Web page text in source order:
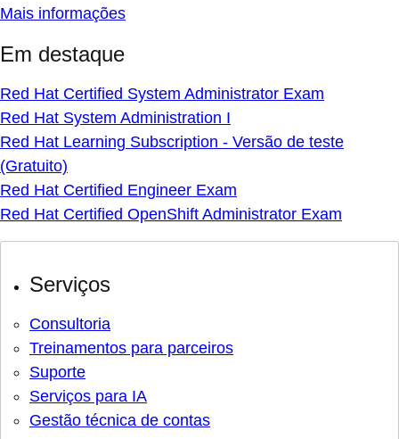
Mais informações
Em destaque
Red Hat Certified System Administrator Exam
Red Hat System Administration I
Red Hat Learning Subscription - Versão de teste
(Gratuito)
Red Hat Certified Engineer Exam
Red Hat Certified OpenShift Administrator Exam
Serviços
Consultoria
Treinamentos para parceiros
Suporte
Serviços para IA
Gestão técnica de contas